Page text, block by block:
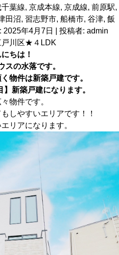
葉線, 京成本線, 京成線, 前原駅,
田沼, 習志野市, 船橋市, 谷津, 飯
2025年4月7日 投稿者: admin
川区★４LDK
ちは！
スの水落です。
物件は新築戸建です。
】新築戸建になります。
物件です。
しやすいエリアです！！
リアになります。